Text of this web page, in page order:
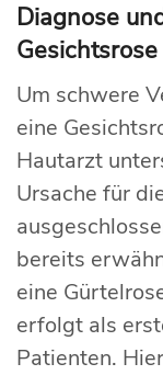
Diagnose
Gesichtsrose
Um schwere
eine
Hautarzt
Ursache für
bereits
eine
erfolgt als
Patienten.